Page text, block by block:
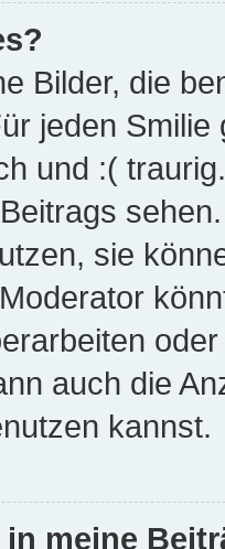
Bilder, die
jeden
und :(
sie
auch die
kannst.
meine